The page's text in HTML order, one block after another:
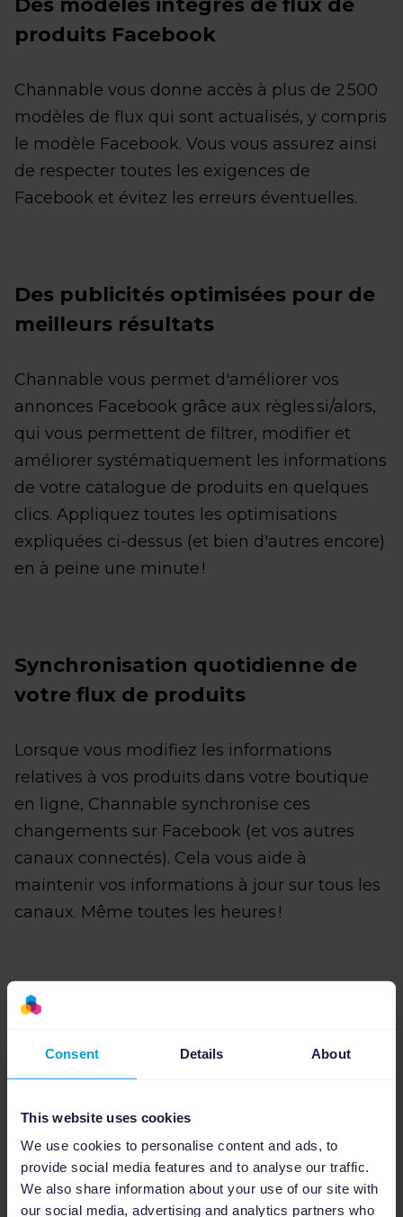
Consent Details About
This website uses cookies
We use cookies to personalise content and ads, to
provide social media features and to analyse our traffic.
We also share information about your use of our site with
our social media, advertising and analytics partners who
Des modèles intégrés de flux de
produits Facebook
Channable vous donne accès à plus de 2 500
modèles de flux qui sont actualisés, y compris
le modèle Facebook. Vous vous assurez ainsi
de respecter toutes les exigences de
Facebook et évitez les erreurs éventuelles.
Des publicités optimisées pour de
meilleurs résultats
Channable vous permet d'améliorer vos
annonces Facebook grâce aux règles si/alors,
qui vous permettent de filtrer, modifier et
améliorer systématiquement les informations
de votre catalogue de produits en quelques
clics. Appliquez toutes les optimisations
expliquées ci-dessus (et bien d'autres encore)
en à peine une minute !
Synchronisation quotidienne de
votre flux de produits
Lorsque vous modifiez les informations
relatives à vos produits dans votre boutique
en ligne, Channable synchronise ces
changements sur Facebook (et vos autres
canaux connectés). Cela vous aide à
maintenir vos informations à jour sur tous les
canaux. Même toutes les heures !
Assistance technique
Si vous avez besoin d'aide pour configurer
toute autre connexion, l'équipe Support de
Channable se fera un plaisir de vous aider.